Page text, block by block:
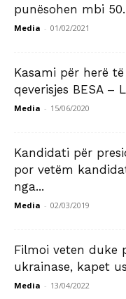
punësohen mbi
Media - 01/02/2021
Kasami për herë
qeverisjes BESA –
Media - 15/06/2020
Kandidati për
por vetëm
nga...
Media - 02/03/2019
Filmoi veten duke
ukrainase, kapet
Media - 13/04/2022